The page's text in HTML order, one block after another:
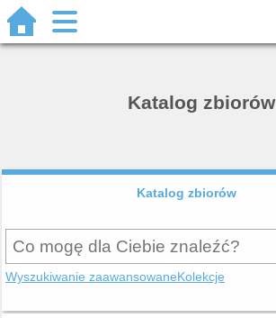
Katalog zbiorów
Katalog zbiorów
Wyszukiwanie zaawansowaneKolekcje